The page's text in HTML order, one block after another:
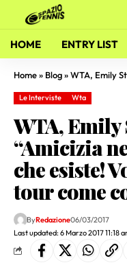
HOME ENTRY LIST
Home» Blog»WTA, Emily Stellato:
Le Interviste Wta
WTA,
“Amicizia
che esiste!
tour come
Last updated: 6 Marzo 2017 11:18
ByRedazione06/03/2017